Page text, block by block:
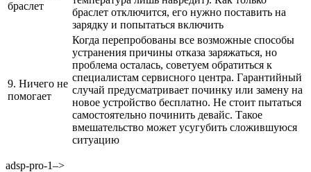
браслет
браслет отключится, его нужно поставить на
зарядку и попытаться включить
9. Ничего не
помогает
Когда перепробованы все возможные способы
устранения причины отказа заряжаться, но
проблема осталась, советуем обратиться к
специалистам сервисного центра. Гарантийный
случай предусматривает починку или замену на
новое устройство бесплатно. Не стоит пытаться
самостоятельно починить девайс. Такое
вмешательство может усугубить сложившуюся
ситуацию
adsp-pro-1–>